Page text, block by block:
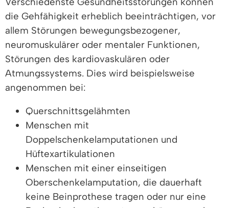
die Gehfähigkeit erheblich beeinträchtigen, vor
allem Störungen bewegungsbezogener,
neuromuskulärer oder mentaler Funktionen,
Störungen des kardiovaskulären oder
Atmungssystems. Dies wird beispielsweise
angenommen bei:
Querschnittsgelähmten
Menschen mit
Doppelschenkelamputationen und
Hüftexartikulationen
Menschen mit einer einseitigen
Oberschenkelamputation, die dauerhaft
keine Beinprothese tragen oder nur eine